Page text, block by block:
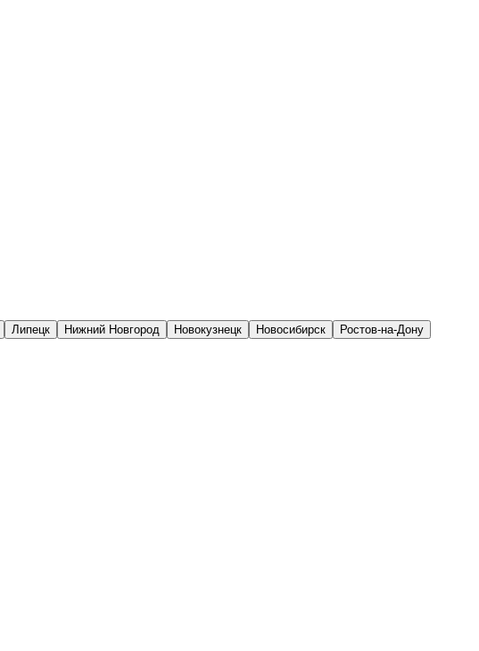
Липецк Нижний Новгород Новокузнецк Новосибирск
Ростов-на-Дону